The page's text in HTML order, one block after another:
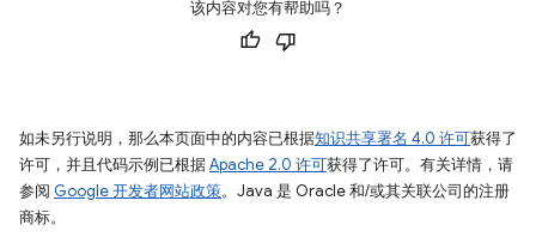
该内容对您有帮助吗？
如未另行说明，那么本页面中的内容已根据知识共享署名 4.0 许可获得了
许可，并且代码示例已根据Apache 2.0 许可获得了许可。有关详情，请
参阅 Google 开发者网站政策。Java 是 Oracle 和/或其关联公司的注册
商标。